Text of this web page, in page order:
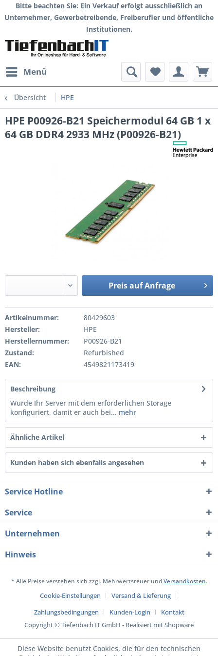
Bitte beachten Sie: Ein Verkauf erfolgt ausschließlich an
Unternehmer, Gewerbetreibende, Freiberufler und öffentliche
Institutionen.
Menü
Übersicht HPE
HPE P00926-B21 Speichermodul 64 GB 1 x
64 GB DDR4 2933 MHz (P00926-B21)
Preis auf Anfrage
Artikelnummer:
80429603
Hersteller:
HPE
Herstellernummer:
P00926-B21
Zustand:
Refurbished
EAN:
4549821173419
Beschreibung
Wurde Ihr Server mit dem erforderlichen Storage
konfiguriert, damit er auch bei... mehr
Ähnliche Artikel
Kunden haben sich ebenfalls angesehen
Service Hotline
Service
Unternehmen
Hinweis
* Alle Preise verstehen sich zzgl. Mehrwertsteuer undVersandkosten.
Cookie-Einstellungen
Versand & Lieferung
Zahlungsbedingungen
Kunden-Login
Kontakt
Copyright © Tiefenbach IT GmbH - Realisiert mit Shopware
Diese Website benutzt Cookies, die für den technischen